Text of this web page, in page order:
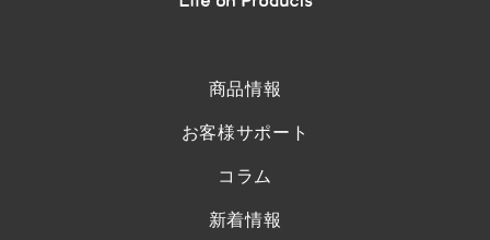
商品情報
お客様サポート
コラム
新着情報